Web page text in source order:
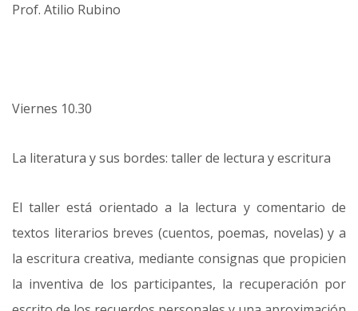
Prof. Atilio Rubino
Viernes 10.30
La literatura y sus bordes: taller de lectura y escritura
El taller está orientado a la lectura y comentario de
textos literarios breves (cuentos, poemas, novelas) y a
la escritura creativa, mediante consignas que propicien
la inventiva de los participantes, la recuperación por